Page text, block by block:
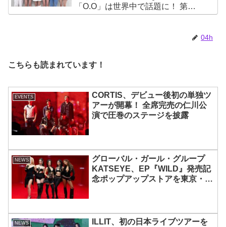
「O.O」は世界中で話題に！ 第４
世代を代表する美女ソリュンをは
04h
こちらも読まれています！
EVENTS
CORTIS、デビュー後初の単独ツ
アーが開幕！ 全席完売の仁川公
演で圧巻のステージを披露
NEWS
グローバル・ガール・グループ
KATSEYE、EP『WILD』発売記
念ポップアップストアを東京・原
NEWS
ILLIT、初の日本ライブツアーを